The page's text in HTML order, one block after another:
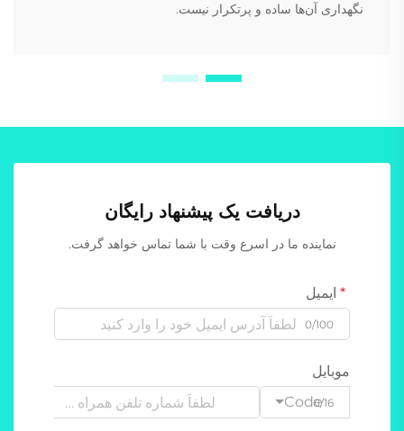
نگهداری آن‌ها ساده و پرتکرار نیست.
دریافت یک پیشنهاد رایگان
نماینده ما در اسرع وقت با شما تماس خواهد گرفت.
ایمیل
0/100
موبایل
Code0/16